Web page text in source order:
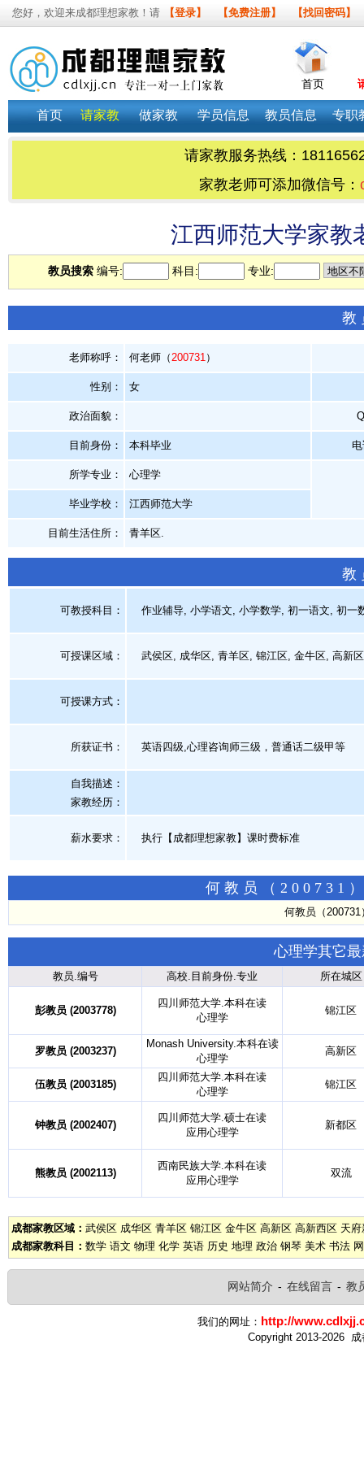
您好，欢迎来成都理想家教！请 【登录】 【免费注册】 【找回密码】
首页
首页 请家教 做家教 学员信息 教员信息 专职
请家教服务热线：
家教老师可添加微信号：
江西师范大学家
教员搜索编号: 科目: 专业:
教
老师称呼： 何老师（200731）
性别： 女
政治面貌：
目前身份： 本科毕业
所学专业： 心理学
毕业学校： 江西师范大学
目前生活住所： 青羊区.
教
可教授科目： 作业辅导, 小学语文, 小学数学, 初一语文, 初一
可授课区域： 武侯区, 成华区, 青羊区, 锦江区, 金牛区, 高新
可授课方式：
所获证书 ： 英语四级,心理咨询师三级，普通话二级甲等
自我描述：
家教经历：
薪水要求： 执行【成都理想家教】课时费标准
何教员（200731
何教员（
心理学其它
教员.编号 高校.目前身份.专业 所在城区
彭教员 (2003778)
四川师范大学.本科在读
心理学
锦江区
罗教员 (2003237)
Monash University.本科在读
心理学
高新区
伍教员 (2003185)
四川师范大学.本科在读
心理学
锦江区
钟教员 (2002407)
四川师范大学.硕士在读
应用心理学
新都区
熊教员 (2002113)
西南民族大学.本科在读
应用心理学
双流
成都家教区域： 武侯区 成华区 青羊区 锦江区 金牛区 高新区 高新西区 天
成都家教科目： 数学 语文 物理 化学 英语 历史 地理 政治 钢琴 美术 书法
网站简介 - 在线留言 - 教
我们的网址： http://
Copyright 2013-2026